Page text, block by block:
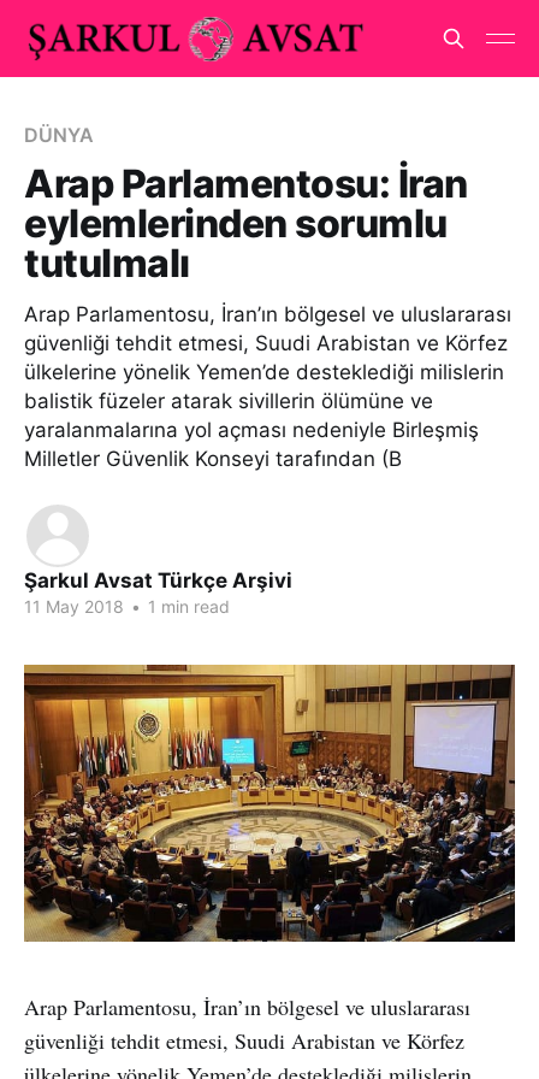
DÜNYA
Arap Parlamentosu: İran
eylemlerinden sorumlu
tutulmalı
Arap Parlamentosu, İran’ın bölgesel ve uluslararası
güvenliği tehdit etmesi, Suudi Arabistan ve Körfez
ülkelerine yönelik Yemen’de desteklediği milislerin
balistik füzeler atarak sivillerin ölümüne ve
yaralanmalarına yol açması nedeniyle Birleşmiş
Milletler Güvenlik Konseyi tarafından (B
Şarkul Avsat Türkçe Arşivi
11 May 2018 • 1 min read
Arap Parlamentosu, İran’ın bölgesel ve uluslararası
güvenliği tehdit etmesi, Suudi Arabistan ve Körfez